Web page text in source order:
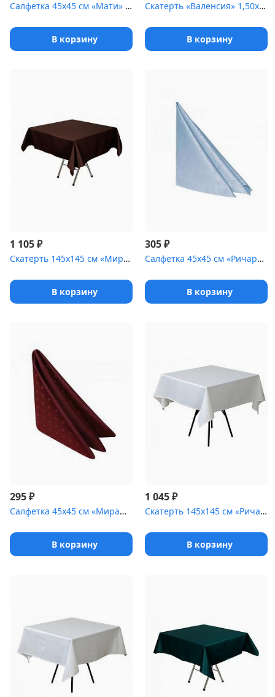
Салфетка 45х45 см «Мати» коричневая с золотом [(перья)]
В корзину
Скатерть «Валенсия» 1,50х2,00 м голубая
В корзину
1 105₽
Скатерть 145х145 см «Мираж» коричневая [(квадрат)]
В корзину
305₽
Салфетка 45х45 см «Ричард ажур» голубая
В корзину
295₽
Салфетка 45х45 см «Мираж» бордо
В корзину
1 045₽
Скатерть 145х145 см «Ричард» белая [(мозайка)]
В корзину